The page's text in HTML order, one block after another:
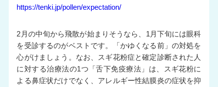
https://tenki.jp/pollen/expectation/
2月の中旬から飛散が始まりそうなら、1月下旬には眼科
を受診するのがベストです。「かゆくなる前」の対処を
心がけましょう。なお、スギ花粉症と確定診断された人
に対する治療法の1つ「舌下免疫療法」は、スギ花粉に
よる鼻症状だけでなく、アレルギー性結膜炎の症状を抑